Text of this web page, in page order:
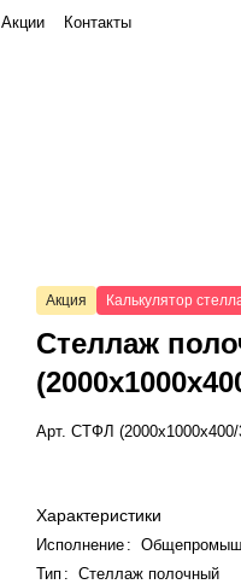
Акции Контакты
Акция Калькулятор
Стеллаж
Арт.СТФЛ (2000x1000x400/
Характеристики
Исполнение :
Тип :
Стеллаж полочный